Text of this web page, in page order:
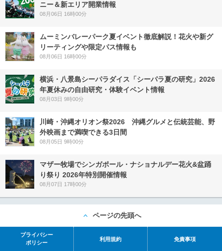
ニー＆新エリア開業情報
08月06日 16時00分
ムーミンバレーパーク夏イベント徹底解説！花火や新グ
リーティングや限定パス情報も
08月06日 16時00分
横浜・八景島シーパラダイス「シーパラ夏の研究」2026
年夏休みの自由研究・体験イベント情報
08月03日 9時00分
川崎・沖縄オリオン祭2026 沖縄グルメと伝統芸能、野
外映画まで満喫できる3日間
08月05日 9時00分
マザー牧場でシンガポール・ナショナルデー花火&盆踊
り祭り 2026年特別開催情報
08月07日 17時00分
ページの先頭へ
プライバシー
ポリシー
利用規約 免責事項